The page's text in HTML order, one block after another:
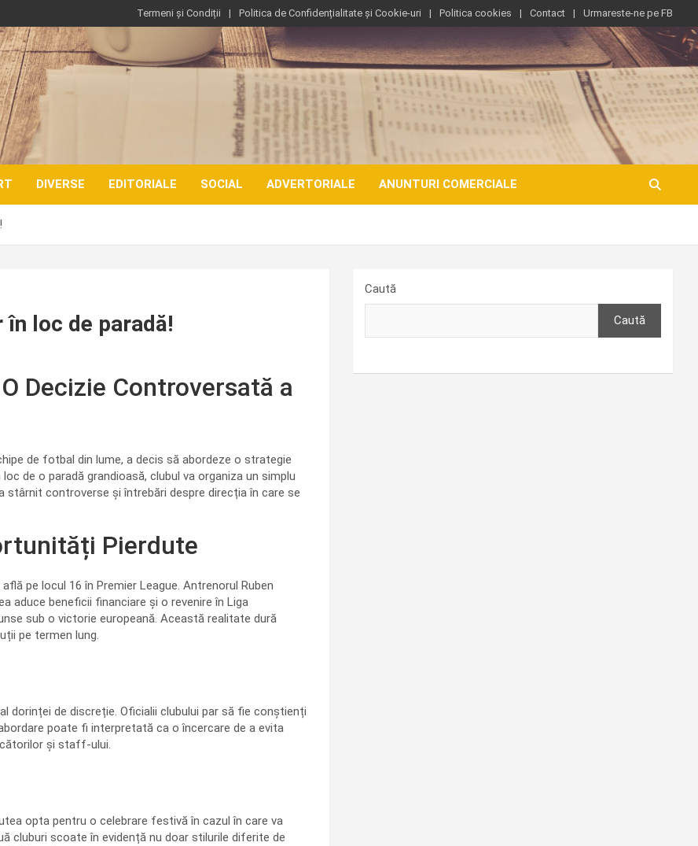
Termeni și Condiții Politica de Confidențialitate și Cookie-uri Politica cookies Contact Urmareste-ne pe FB
DIVERSE EDITORIALE SOCIAL ADVERTORIALE ANUNTURI COMERCIALE
loc de paradă!
Decizie Controversată a
de fotbal din lume, a decis să abordeze o strategie
de o paradă grandioasă, clubul va organiza un simplu
stârnit controverse și întrebări despre direcția în care se
Pierdute
pe locul 16 în Premier League. Antrenorul Ruben
aduce beneficii financiare și o revenire în Liga
sub o victorie europeană. Această realitate dură
pe termen lung.
dorinței de discreție. Oficialii clubului par să fie conștienți
poate fi interpretată ca o încercare de a evita
și staff-ului.
opta pentru o celebrare festivă în cazul în care va
cluburi scoate în evidență nu doar stilurile diferite de
Caută
Caută